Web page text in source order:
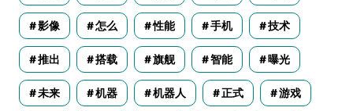
影像 怎么 性能 手机 技术
推出 搭载 旗舰 智能 曝光
未来 机器 机器人 正式 游戏